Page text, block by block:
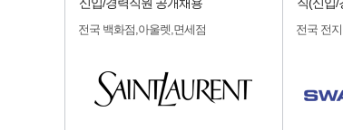
전국 백화점,아울렛,면세점 전국 전